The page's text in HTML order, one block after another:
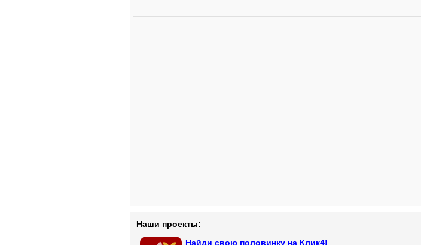
Наши проекты:
Найди свою половинку на Клик4!